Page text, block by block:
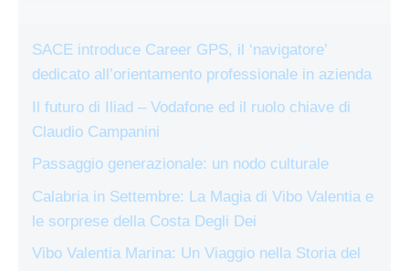
SACE introduce Career GPS, il ‘navigatore’
dedicato all’orientamento professionale in azienda
Il futuro di Iliad – Vodafone ed il ruolo chiave di
Claudio Campanini
Passaggio generazionale: un nodo culturale
Calabria in Settembre: La Magia di Vibo Valentia e
le sorprese della Costa Degli Dei
Vibo Valentia Marina: Un Viaggio nella Storia del